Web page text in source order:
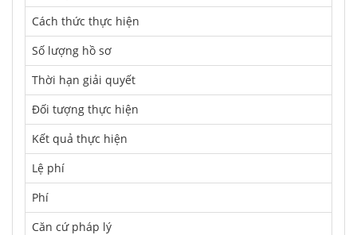
Cách thức thực hiện
Số lượng hồ sơ
Thời hạn giải quyết
Ðối tượng thực hiện
Kết quả thực hiện
Lệ phí
Phí
Căn cứ pháp lý